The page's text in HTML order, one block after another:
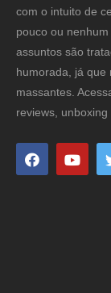
com o intuito de
pouco ou
assuntos são
humorada, já que
massantes.
reviews,